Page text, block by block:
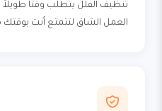
تنظيف الفلل يتطلب وقتاً طويلاً
العمل الشاق لتتمتع أنت